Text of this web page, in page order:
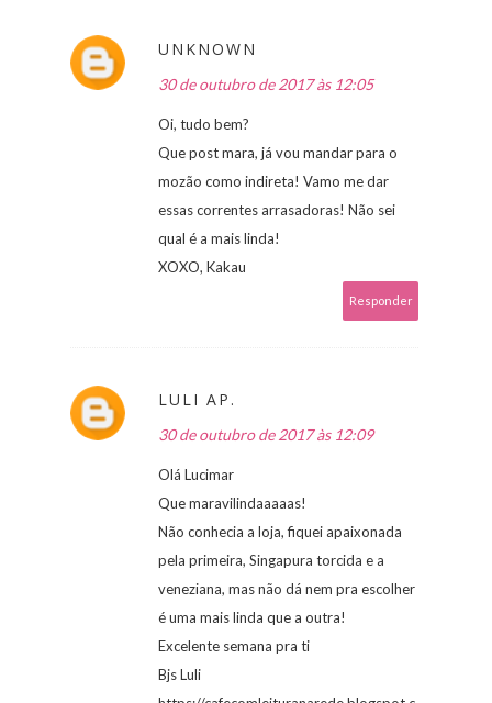
UNKNOWN
30 de outubro de 2017 às 12:05
Oi, tudo bem?
Que post mara, já vou mandar para o
mozão como indireta! Vamo me dar
essas correntes arrasadoras! Não sei
qual é a mais linda!
XOXO, Kakau
Responder
LULI AP.
30 de outubro de 2017 às 12:09
Olá Lucimar
Que maravilindaaaaas!
Não conhecia a loja, fiquei apaixonada
pela primeira, Singapura torcida e a
veneziana, mas não dá nem pra escolher
é uma mais linda que a outra!
Excelente semana pra ti
Bjs Luli